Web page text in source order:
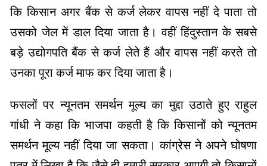
कि किसान अगर बैंक से कर्ज लेकर वापस नहीं दे पाता तो
उसको जेल में डाल दिया जाता है। वहीं हिंदुस्‍तान के सबसे
बड़े उद्योगपति बैंक से कर्ज लेते हैं और वापस नहीं करते तो
उनका पूरा कर्ज माफ कर दिया जाता है।
फसलों पर न्यूनतम समर्थन मूल्य का मुद्दा उठाते हुए राहुल
गांधी ने कहा कि भाजपा कहती है कि किसानों को न्यूनतम
समर्थन मूल्य नहीं दिया जा सकता। कांग्रेस ने अपने घोषणा